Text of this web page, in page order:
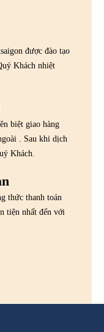
được đào tạo
Khách nhiệt
biệt giao hàng
. Sau khi dịch
Khách.
thức thanh toán
tiện nhất đến với